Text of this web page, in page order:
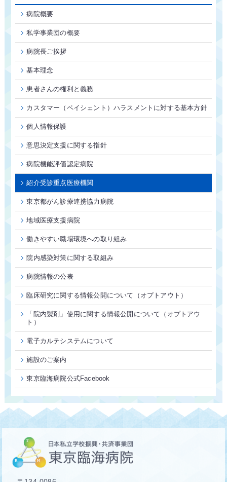
病院概要
私学事業団の概要
病院長ご挨拶
基本理念
患者さんの権利と義務
カスタマー（ペイシェント）ハラスメントに対する基本方針
個人情報保護
意思決定支援に関する指針
病院機能評価認定病院
紹介受診重点医療機関
東京都がん診療連携協力病院
地域医療支援病院
働きやすい職場環境への取り組み
院内感染対策に関する取組み
病院情報の公表
臨床研究に関する情報公開について（オプトアウト）
「院内製剤」使用に関する情報公開について（オプトアウ
ト）
電子カルテシステムについて
施設のご案内
東京臨海病院公式Facebook